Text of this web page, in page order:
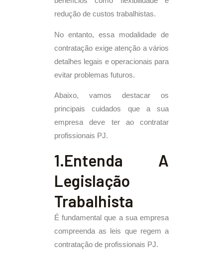
redução de custos trabalhistas.
No entanto, essa modalidade de
contratação exige atenção a vários
detalhes legais e operacionais para
evitar problemas futuros.
Abaixo, vamos destacar os
principais cuidados que a sua
empresa deve ter ao contratar
profissionais PJ.
1.Entenda A
Legislação
Trabalhista
É fundamental que a sua empresa
compreenda as leis que regem a
contratação de profissionais PJ.